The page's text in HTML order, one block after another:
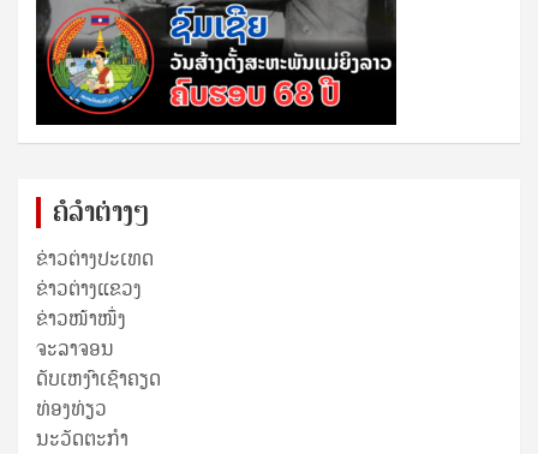
ຄໍລຳຕ່າງໆ
ຂ່າວຕ່າງປະເທດ
ຂ່າວ​ຕ່າງ​ແຂວງ
ຂ່າວໜ້າໜຶ່ງ
ຈະລາຈອນ
ດັບເຫງົາເຊົາຄຽດ
ທ່ອງທ່ຽວ
ນະວັດຕະກໍາ